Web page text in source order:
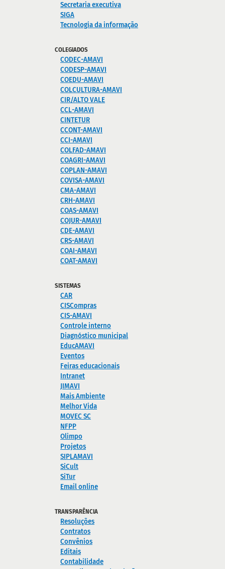
Secretaria executiva
SIGA
Tecnologia da informação
COLEGIADOS
CODEC-AMAVI
CODESP-AMAVI
COEDU-AMAVI
COLCULTURA-AMAVI
CIR/ALTO VALE
CCL-AMAVI
CINTETUR
CCONT-AMAVI
CCI-AMAVI
COLFAD-AMAVI
COAGRI-AMAVI
COPLAN-AMAVI
COVISA-AMAVI
CMA-AMAVI
CRH-AMAVI
COAS-AMAVI
COJUR-AMAVI
CDE-AMAVI
CRS-AMAVI
COAI-AMAVI
COAT-AMAVI
SISTEMAS
CAR
CISCompras
CIS-AMAVI
Controle interno
Diagnóstico municipal
EducAMAVI
Eventos
Feiras educacionais
Intranet
JIMAVI
Mais Ambiente
Melhor Vida
MOVEC SC
NFPP
Olimpo
Projetos
SIPLAMAVI
SiCult
SiTur
Email online
TRANSPARÊNCIA
Resoluções
Contratos
Convênios
Editais
Contabilidade